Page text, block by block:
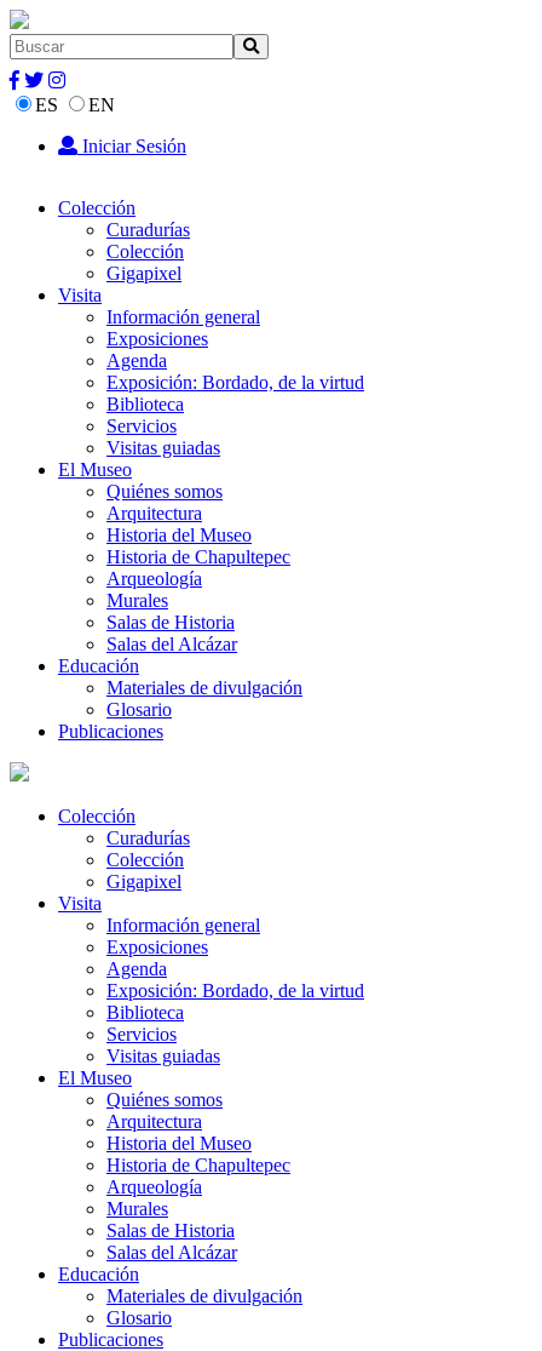
ES
EN
Iniciar Sesión
Colección
Curadurías
Colección
Gigapixel
Visita
Información general
Exposiciones
Agenda
Exposición: Bordado, de la virtud
Biblioteca
Servicios
Visitas guiadas
El Museo
Quiénes somos
Arquitectura
Historia del Museo
Historia de Chapultepec
Arqueología
Murales
Salas de Historia
Salas del Alcázar
Educación
Materiales de divulgación
Glosario
Publicaciones
Colección
Curadurías
Colección
Gigapixel
Visita
Información general
Exposiciones
Agenda
Exposición: Bordado, de la virtud
Biblioteca
Servicios
Visitas guiadas
El Museo
Quiénes somos
Arquitectura
Historia del Museo
Historia de Chapultepec
Arqueología
Murales
Salas de Historia
Salas del Alcázar
Educación
Materiales de divulgación
Glosario
Publicaciones